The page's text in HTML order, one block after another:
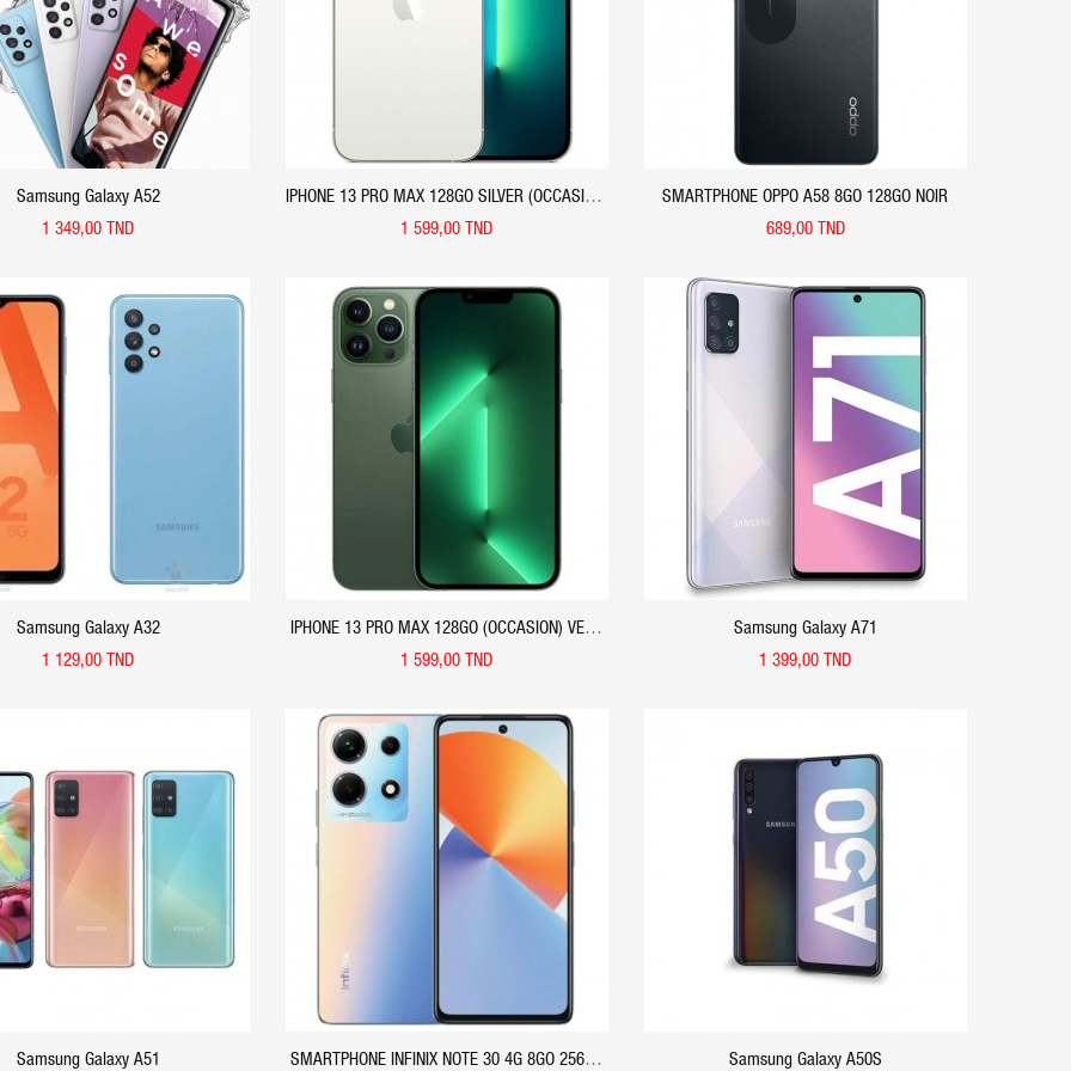
Samsung Galaxy A52
1 349,00 TND
IPHONE 13 PRO MAX 128GO SILVER (OCCASION)
- APPLE
1 599,00 TND
SMARTPHONE OPPO A58 8GO 128GO NOIR
689,00 TND
APERÇU RAPIDE
Samsung Galaxy A32
1 129,00 TND
APERÇU RAPIDE
IPHONE 13 PRO MAX 128GO (OCCASION) VERT
ALPIN - APPLE
1 599,00 TND
APERÇU RAPIDE
Samsung Galaxy A71
1 399,00 TND
Samsung Galaxy A51
APERÇU RAPIDE
SMARTPHONE INFINIX NOTE 30 4G 8GO 256GO
APERÇU RAPIDE
Samsung Galaxy A50S